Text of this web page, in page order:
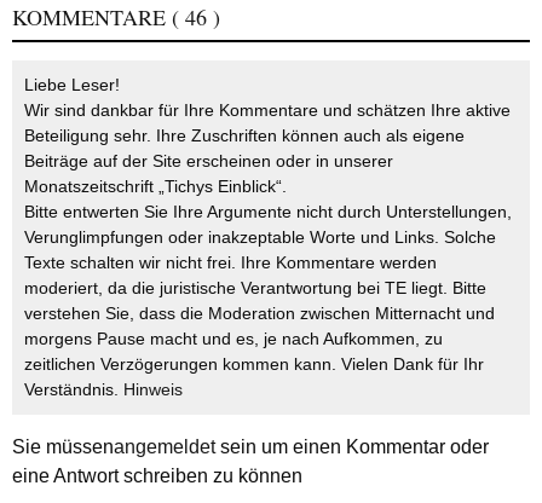
KOMMENTARE ( 46 )
Liebe Leser!
Wir sind dankbar für Ihre Kommentare und schätzen Ihre aktive
Beteiligung sehr. Ihre Zuschriften können auch als eigene
Beiträge auf der Site erscheinen oder in unserer
Monatszeitschrift „Tichys Einblick“.
Bitte entwerten Sie Ihre Argumente nicht durch Unterstellungen,
Verunglimpfungen oder inakzeptable Worte und Links. Solche
Texte schalten wir nicht frei. Ihre Kommentare werden
moderiert, da die juristische Verantwortung bei TE liegt. Bitte
verstehen Sie, dass die Moderation zwischen Mitternacht und
morgens Pause macht und es, je nach Aufkommen, zu
zeitlichen Verzögerungen kommen kann. Vielen Dank für Ihr
Verständnis. Hinweis
Sie müssenangemeldetsein um einen Kommentar oder
eine Antwort schreiben zu können